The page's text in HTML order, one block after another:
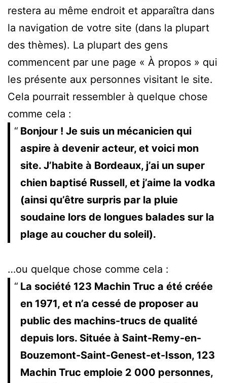
restera au même endroit et apparaîtra dans
la navigation de votre site (dans la plupart
des thèmes). La plupart des gens
commencent par une page « À propos » qui
les présente aux personnes visitant le site.
Cela pourrait ressembler à quelque chose
comme cela :
Bonjour ! Je suis un mécanicien qui
aspire à devenir acteur, et voici mon
site. J’habite à Bordeaux, j’ai un super
chien baptisé Russell, et j’aime la vodka
(ainsi qu’être surpris par la pluie
soudaine lors de longues balades sur la
plage au coucher du soleil).
…ou quelque chose comme cela :
La société 123 Machin Truc a été créée
en 1971, et n’a cessé de proposer au
public des machins-trucs de qualité
depuis lors. Située à Saint-Remy-en-
Bouzemont-Saint-Genest-et-Isson, 123
Machin Truc emploie 2 000 personnes,